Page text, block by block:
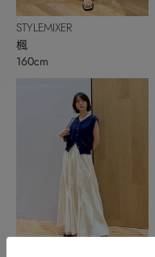
STYLEMIXER
楓
160cm